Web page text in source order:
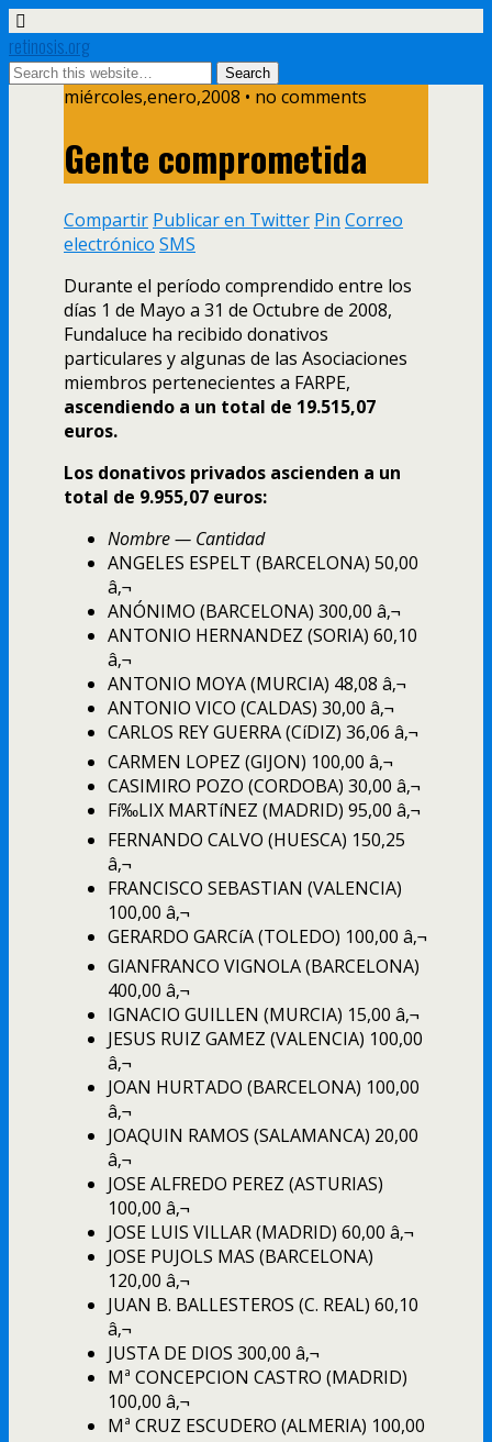
retinosis.org
miércoles,enero,2008 • no comments
Gente comprometida
Compartir Publicar en Twitter Pin Correo
electrónico SMS
Durante el perí­odo comprendido entre los
dí­as 1 de Mayo a 31 de Octubre de 2008,
Fundaluce ha recibido donativos
particulares y algunas de las Asociaciones
miembros pertenecientes a FARPE,
ascendiendo a un total de 19.515,07
euros.
Los donativos privados ascienden a un
total de 9.955,07 euros:
Nombre — Cantidad
ANGELES ESPELT (BARCELONA) 50,00
â‚¬
ANÓNIMO (BARCELONA) 300,00 â‚¬
ANTONIO HERNANDEZ (SORIA) 60,10
â‚¬
ANTONIO MOYA (MURCIA) 48,08 â‚¬
ANTONIO VICO (CALDAS) 30,00 â‚¬
CARLOS REY GUERRA (CíDIZ) 36,06 â‚¬
CARMEN LOPEZ (GIJON) 100,00 â‚¬
CASIMIRO POZO (CORDOBA) 30,00 â‚¬
Fí‰LIX MARTíNEZ (MADRID) 95,00 â‚¬
FERNANDO CALVO (HUESCA) 150,25
â‚¬
FRANCISCO SEBASTIAN (VALENCIA)
100,00 â‚¬
GERARDO GARCíA (TOLEDO) 100,00 â‚¬
GIANFRANCO VIGNOLA (BARCELONA)
400,00 â‚¬
IGNACIO GUILLEN (MURCIA) 15,00 â‚¬
JESUS RUIZ GAMEZ (VALENCIA) 100,00
â‚¬
JOAN HURTADO (BARCELONA) 100,00
â‚¬
JOAQUIN RAMOS (SALAMANCA) 20,00
â‚¬
JOSE ALFREDO PEREZ (ASTURIAS)
100,00 â‚¬
JOSE LUIS VILLAR (MADRID) 60,00 â‚¬
JOSE PUJOLS MAS (BARCELONA)
120,00 â‚¬
JUAN B. BALLESTEROS (C. REAL) 60,10
â‚¬
JUSTA DE DIOS 300,00 â‚¬
Mª CONCEPCION CASTRO (MADRID)
100,00 â‚¬
Mª CRUZ ESCUDERO (ALMERIA) 100,00